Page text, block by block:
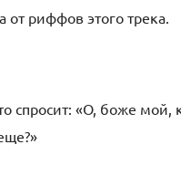
от риффов этого трека.
спросит: «О, боже мой,